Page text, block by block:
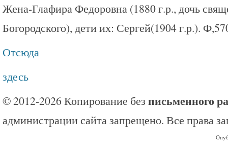
Жена-Глафира Федоровна (1880 г.р., дочь
Богородского), дети их: Сергей(1904 г.р.).
Отсюда
здесь
© 2012-2026 Копирование без письменного
администрации сайта запрещено. Все права